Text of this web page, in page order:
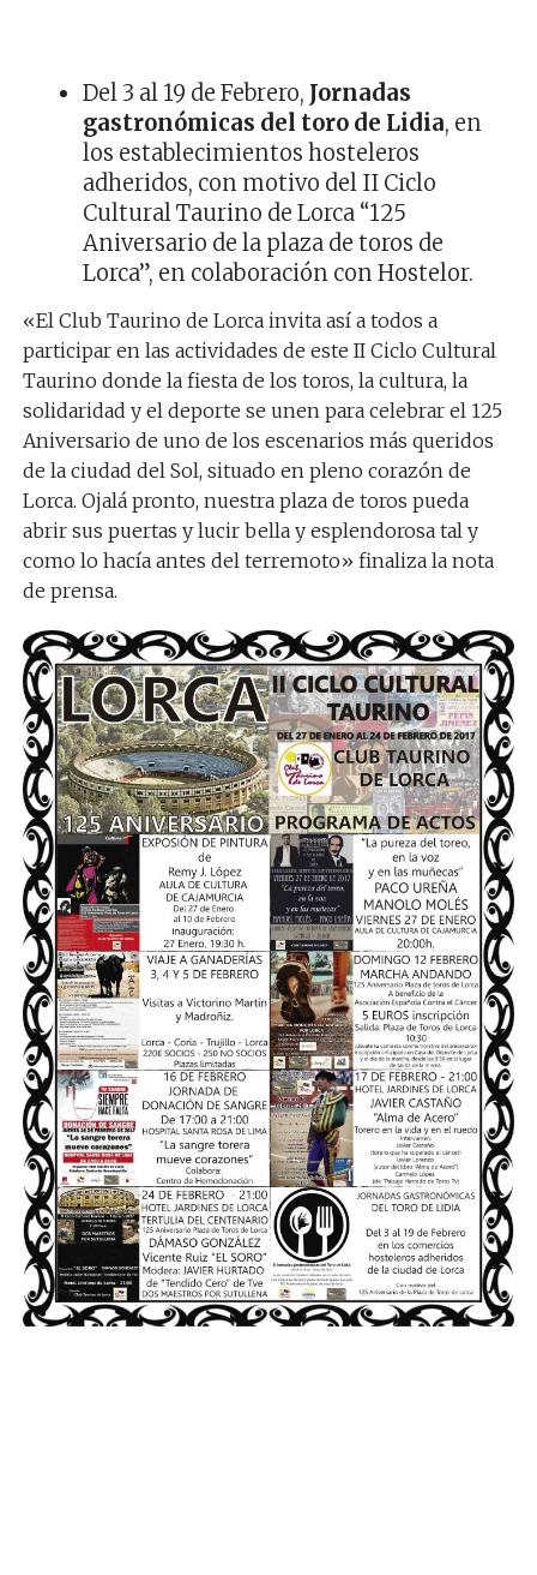
Del 3 al 19 de Febrero, Jornadas
gastronómicas del toro de Lidia, en
los establecimientos hosteleros
adheridos, con motivo del II Ciclo
Cultural Taurino de Lorca “125
Aniversario de la plaza de toros de
Lorca”, en colaboración con Hostelor.
«El Club Taurino de Lorca invita así a todos a
participar en las actividades de este II Ciclo Cultural
Taurino donde la fiesta de los toros, la cultura, la
solidaridad y el deporte se unen para celebrar el 125
Aniversario de uno de los escenarios más queridos
de la ciudad del Sol, situado en pleno corazón de
Lorca. Ojalá pronto, nuestra plaza de toros pueda
abrir sus puertas y lucir bella y esplendorosa tal y
como lo hacía antes del terremoto» finaliza la nota
de prensa.